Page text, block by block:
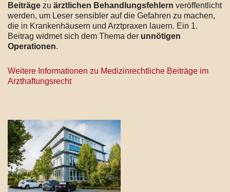
Beiträge zu ärztlichen Behandlungsfehlern veröffentlicht
werden, um Leser sensibler auf die Gefahren zu machen,
die in Krankenhäusern und Arztpraxen lauern. Ein 1.
Beitrag widmet sich dem Thema der unnötigen
Operationen.
Weitere Informationen zu Medizinrechtliche Beiträge im
Arzthaftungsrecht